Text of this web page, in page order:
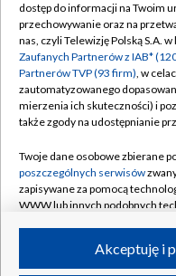
Abonament TVP
Emisja w TVP
Centrum informacji
Naziemna Telewizja
Rada Programowa
System NOS
Informacje o nadawcy
Program dla prasy
dostęp do informacji na Twoim
przechowywanie oraz na
nas, czyli Telewizję Polską S.A.
Zaufanych Partnerów z IAB*
Partnerów TVP (93 firm), w
zautomatyzowanego
mierzenia ich skuteczności) i
także zgody na udostępnianie
Twoje dane osobowe zbierane
poszczególnych serwisów
zapisywane za pomocą
WWW lub innych podobnych
ruchu w Internecie.Akceptuję i